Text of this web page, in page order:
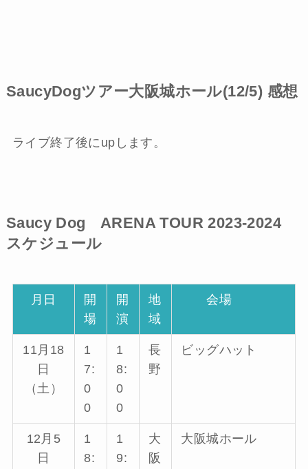
SaucyDogツアー大阪城ホール(12/5) 感想
ライブ終了後にupします。
Saucy Dog ARENA TOUR 2023-2024
スケジュール
月日
開
場
開
演
地
域
会場
11月18
日
（土）
1
7:
0
0
1
8:
0
0
長
野
ビッグハット
12月5
日
1
8:
1
9:
大
阪
大阪城ホール